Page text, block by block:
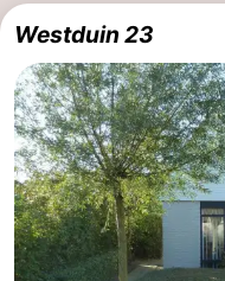
Westduin 23